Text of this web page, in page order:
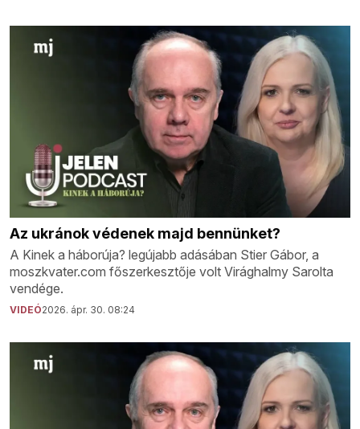
Az ukránok védenek majd bennünket?
A Kinek a háborúja? legújabb adásában Stier Gábor, a
moszkvater.com főszerkesztője volt Virághalmy Sarolta
vendége.
VIDEÓ2026. ápr. 30. 08:24